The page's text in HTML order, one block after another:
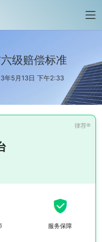
级赔偿标准
年5月13日 下午2:33
服务保障